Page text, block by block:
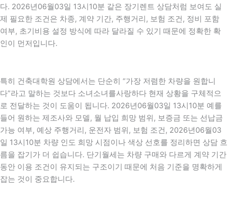
다. 2026년06월03일 13시10분 같은 장기렌트 상담처럼 보여도 실
제 필요한 조건은 차종, 계약 기간, 주행거리, 보험 조건, 정비 포함
여부, 초기비용 설정 방식에 따라 달라질 수 있기 때문에 정확한 확
인이 먼저입니다.
특히 건축대학원 상담에서는 단순히 “가장 저렴한 차량을 원합니
다”라고 말하는 것보다 소녀소녀를사랑하다 현재 상황을 구체적으
로 전달하는 것이 도움이 됩니다. 2026년06월03일 13시10분 예를
들어 원하는 제조사와 모델, 월 납입 희망 범위, 보증금 또는 선납금
가능 여부, 예상 주행거리, 운전자 범위, 보험 조건, 2026년06월03
일 13시10분 차량 인도 희망 시점이나 색상 선호를 정리하면 상담 흐
름을 잡기가 더 쉽습니다. 단기월세는 차량 구매와 다르게 계약 기간
동안 이용 조건이 유지되는 구조이기 때문에 처음 기준을 명확하게
잡는 것이 중요합니다.